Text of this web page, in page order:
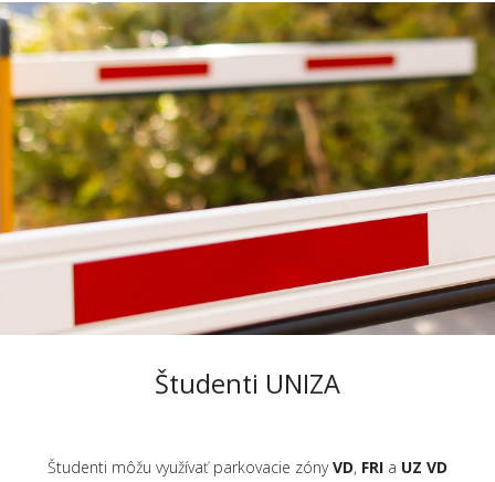
Študenti UNIZA
Študenti môžu využívať parkovacie zónyVD, FRI a UZ VD